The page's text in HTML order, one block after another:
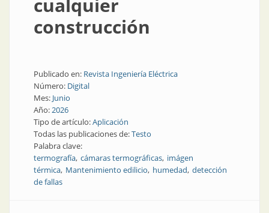
cualquier
construcción
Publicado en: Revista Ingeniería Eléctrica
Número: Digital
Mes: Junio
Año:2026
Tipo de artículo:Aplicación
Todas las publicaciones de:Testo
Palabra clave:
termografía cámaras termográficas imágen
térmica Mantenimiento edilicio humedad detección
de fallas